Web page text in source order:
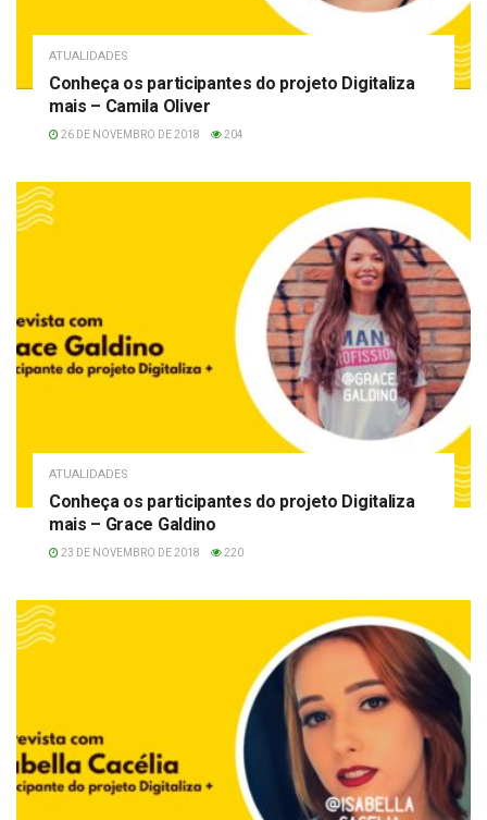
ATUALIDADES
Conheça os participantes do projeto Digitaliza
mais – Camila Oliver
26 DE NOVEMBRO DE 2018 204
ATUALIDADES
Conheça os participantes do projeto Digitaliza
mais – Grace Galdino
23 DE NOVEMBRO DE 2018 220